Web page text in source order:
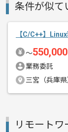
条件が似て
【C/C++】
〜550,000
業務委託
三宮（兵庫県
リモート